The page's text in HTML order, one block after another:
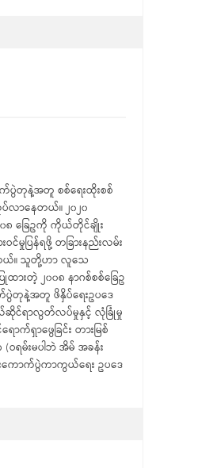
ပွဲတုနဲ့အတူ စစ်ရေးထိုးစစ်
လာနေတယ်။ ၂၀၂၀
၈ ခြေဥကို ကိုယ်တိုင်ချိုး
ပြန်ရဖို့ တခြားနည်းလမ်း
တယ်။ သူတို့ဟာ လူသေ
ားတဲ့ ၂၀၀၈ နာဂစ်စစ်ခြေဥ
တုနဲ့အတူ ဖိနှိပ်ရေးဥပဒေ
လ်ဆိုင်ရာလွတ်လပ်မှုနှင့် လုံခြုံမှု
က်ရှာဖွေခြင်း တားမြစ်
ဝရမ်းမပါဘဲ အိမ် အခန်း
ကောက်ပွဲကာကွယ်ရေး ဥပဒေ